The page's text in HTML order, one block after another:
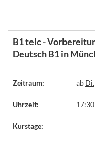
B1 telc -
Deutsch B1 in
Zeitraum: ab Di.
Uhrzeit:
Kurstage: